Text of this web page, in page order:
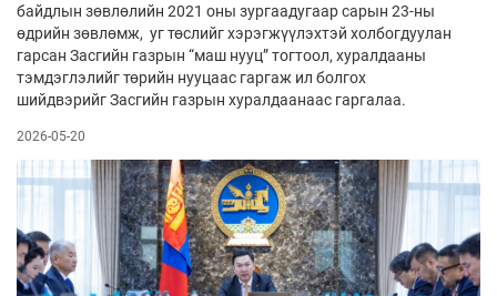
байдлын зөвлөлийн 2021 оны зургаадугаар сарын 23-ны
өдрийн зөвлөмж, уг төслийг хэрэгжүүлэхтэй холбогдуулан
гарсан Засгийн газрын “маш нууц” тогтоол, хуралдааны
тэмдэглэлийг төрийн нууцаас гаргаж ил болгох
шийдвэрийг Засгийн газрын хуралдаанаас гаргалаа.
2026-05-20